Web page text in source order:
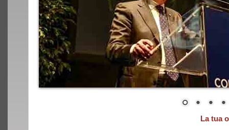
La tua